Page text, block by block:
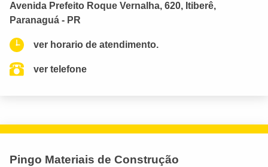
Avenida Prefeito Roque Vernalha, 620, Itiberê,
Paranaguá - PR
ver horario de atendimento.
ver telefone
Pingo Materiais de Construção